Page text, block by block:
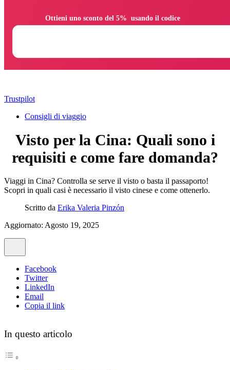
Trustpilot
Consigli di viaggio
Visto per la Cina: Quali sono i
requisiti e come fare domanda?
Viaggi in Cina? Controlla se serve il visto o basta il passaporto!
Scopri in quali casi è necessario il visto cinese e come ottenerlo.
Scritto da Erika Valeria Pinzón
Aggiornato: Agosto 19, 2025
Facebook
Twitter
LinkedIn
Email
Copia il link
In questo articolo